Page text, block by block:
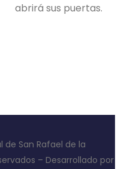
abrirá sus puertas.
de San Rafael de la
– Desarrollado por